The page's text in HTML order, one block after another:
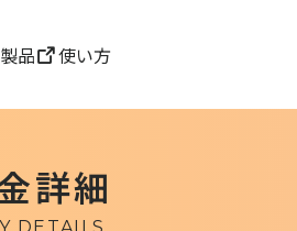
品 使い方
詳細